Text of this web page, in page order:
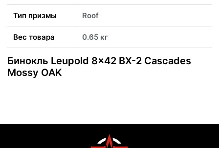
Тип призмы Roof
Вес товара 0.65 кг
Бинокль Leupold 8x42 BX-2 Cascades
Mossy OAK